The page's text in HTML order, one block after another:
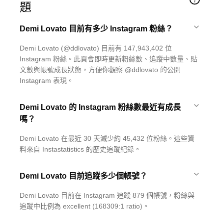
題
Demi Lovato 目前有多少 Instagram 粉絲？
Demi Lovato (@ddlovato) 目前有 147,943,402 位
Instagram 粉絲。此頁會即時更新粉絲數、追蹤中數量、貼
文數與帳號成長狀態，方便你觀察 @ddlovato 的公開
Instagram 表現。
Demi Lovato 的 Instagram 粉絲數最近有成長
嗎？
Demi Lovato 在最近 30 天減少約 45,432 位粉絲。這些資
料來自 Instastatistics 的歷史追蹤紀錄。
Demi Lovato 目前追蹤多少個帳號？
Demi Lovato 目前在 Instagram 追蹤 879 個帳號，粉絲與
追蹤中比例為 excellent (168309:1 ratio)。